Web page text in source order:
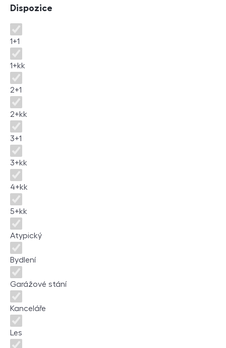
Dispozice
Dispozice
1+1
1+kk
2+1
2+kk
3+1
3+kk
4+kk
5+kk
Atypický
Bydlení
Garážové stání
Kanceláře
Les